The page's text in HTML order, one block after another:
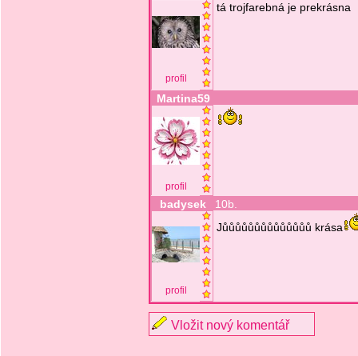
profil
tá trojfarebná je prekrásna
Martina59
profil
badysek 10b.
profil
Jůůůůůůůůůůůůůů krása
Vložit nový komentář